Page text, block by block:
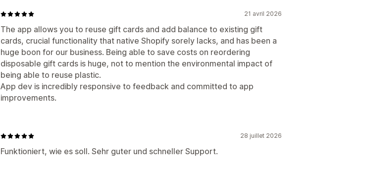
21 avril 2026
The app allows you to reuse gift cards and add balance to existing gift
cards, crucial functionality that native Shopify sorely lacks, and has been a
huge boon for our business. Being able to save costs on reordering
disposable gift cards is huge, not to mention the environmental impact of
being able to reuse plastic.
App dev is incredibly responsive to feedback and committed to app
improvements.
28 juillet 2026
Funktioniert, wie es soll. Sehr guter und schneller Support.